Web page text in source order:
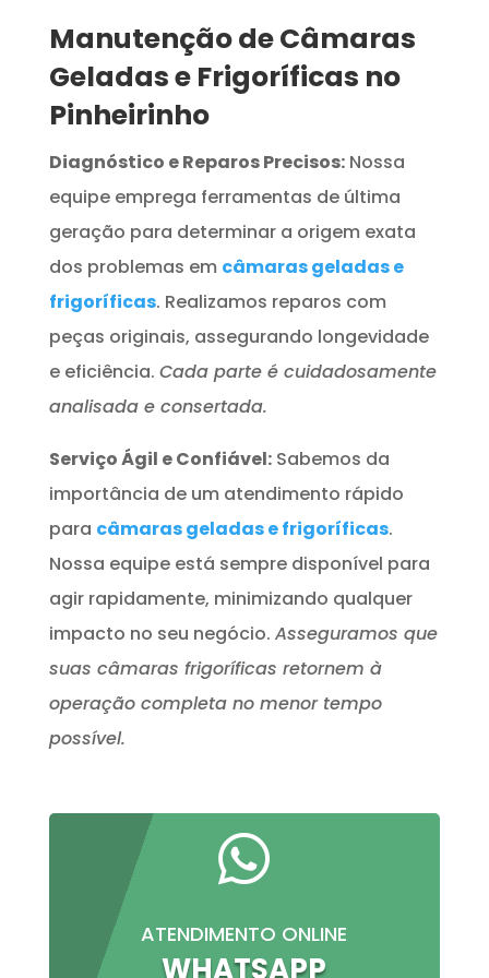
Manutenção de Câmaras
Geladas e Frigoríficas no
Pinheirinho
Diagnóstico e Reparos Precisos:Nossa
equipe emprega ferramentas de última
geração para determinar a origem exata
dos problemas em câmaras geladas e
frigoríficas. Realizamos reparos com
peças originais, assegurando longevidade
e eficiência. Cada parte é cuidadosamente
analisada e consertada.
Serviço Ágil e Confiável:Sabemos da
importância de um atendimento rápido
para câmaras geladas e frigoríficas.
Nossa equipe está sempre disponível para
agir rapidamente, minimizando qualquer
impacto no seu negócio. Asseguramos que
suas câmaras frigoríficas retornem à
operação completa no menor tempo
possível.

ATENDIMENTO ONLINE
WHATSAPP